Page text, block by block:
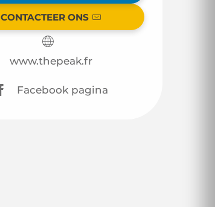
CONTACTEER ONS
www.thepeak.fr
Facebook pagina